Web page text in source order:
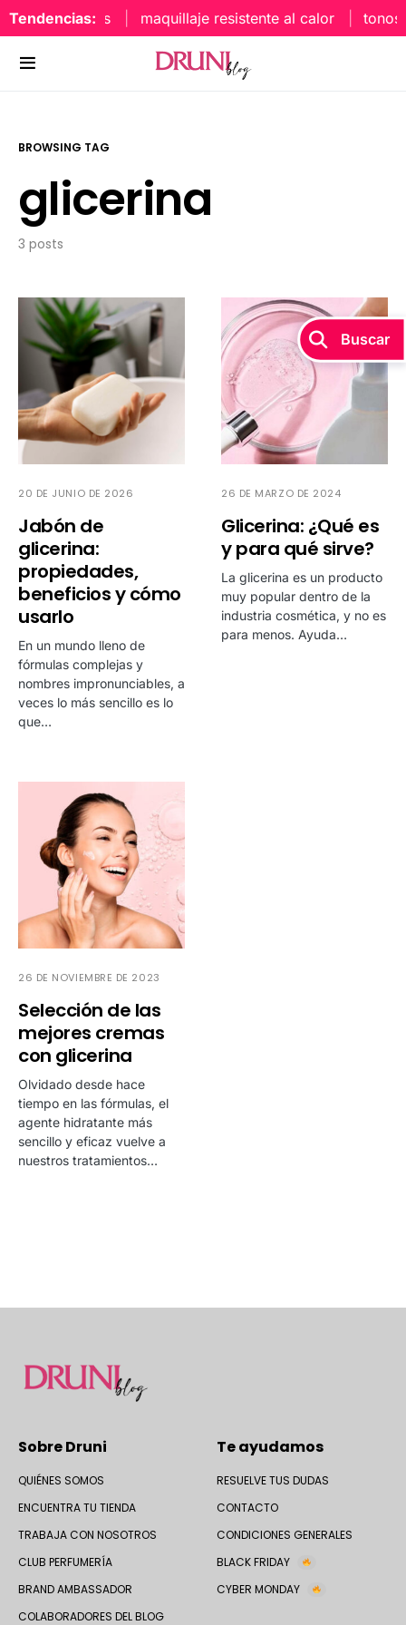
Tendencias:
labios maquillaje resistente al calor tonos
BROWSING TAG
glicerina
3 posts
20 DE JUNIO DE 2026
Jabón de
glicerina:
propiedades,
beneficios y cómo
usarlo
En un mundo lleno de
fórmulas complejas y
nombres impronunciables, a
veces lo más sencillo es lo
que…
26 DE MARZO DE 2024
Glicerina: ¿Qué es
y para qué sirve?
La glicerina es un producto
muy popular dentro de la
industria cosmética, y no es
para menos. Ayuda…
26 DE NOVIEMBRE DE 2023
Selección de las
mejores cremas
con glicerina
Olvidado desde hace
tiempo en las fórmulas, el
agente hidratante más
sencillo y eficaz vuelve a
nuestros tratamientos…
Sobre Druni
QUIÉNES SOMOS
ENCUENTRA TU TIENDA
TRABAJA CON NOSOTROS
CLUB PERFUMERÍA
BRAND AMBASSADOR
COLABORADORES DEL BLOG
Te ayudamos
RESUELVE TUS DUDAS
CONTACTO
CONDICIONES GENERALES
BLACK FRIDAY
CYBER MONDAY
Buscar